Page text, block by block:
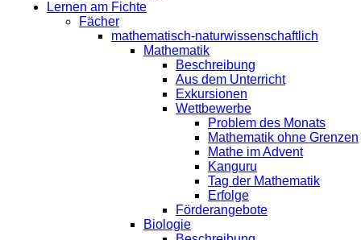
Lernen am Fichte
Fächer
mathematisch-naturwissenschaftlich
Mathematik
Beschreibung
Aus dem Unterricht
Exkursionen
Wettbewerbe
Problem des Monats
Mathematik ohne Grenzen
Mathe im Advent
Kanguru
Tag der Mathematik
Erfolge
Förderangebote
Biologie